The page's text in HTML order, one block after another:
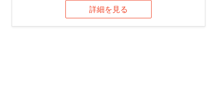
詳細を見る